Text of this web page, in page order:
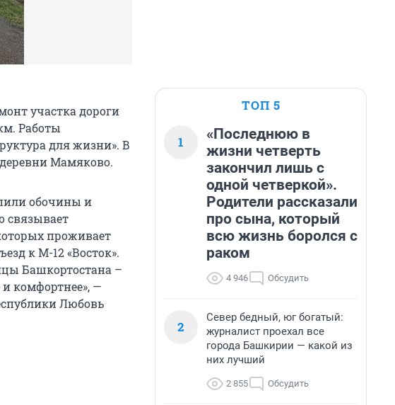
участка дороги
Работы
для жизни». В
Мамяково.
обочины и
связывает
проживает
к М-12 «Восток».
Башкортостана –
комфортнее», —
Любовь
ТОП 5
1
«Последнюю в
жизни четверть
закончил лишь с
одной четверкой».
Родители рассказали
про сына, который
всю жизнь боролся с
раком
4 946 Обсудить
2
Север бедный, юг богатый:
журналист проехал все
города Башкирии — какой из
них лучший
2 855 Обсудить